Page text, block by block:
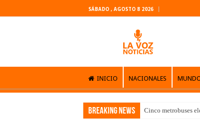
SÁBADO , AGOSTO 8 2026
INICIO NACIONALES
Breaking News Cinco metrobuses